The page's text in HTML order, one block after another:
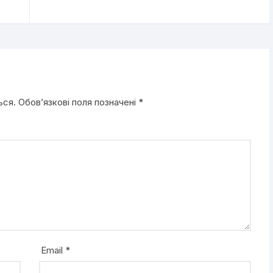
Обов’язкові поля позначені *
Email *